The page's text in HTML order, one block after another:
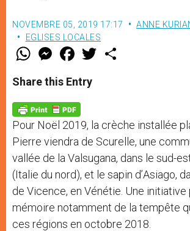
NOVEMBRE 05, 2019 17:17
ANNE
EGLISES LOCALES
W
t
s
p
p
M
e
s
e
g
e
r
F
a
e
b
o
k
w
Share this Entry
Pour Noël 2019, la crèche installée
Pierre viendra de Scurelle, une
vallée de la Valsugana, dans le sud-
(Italie du nord), et le sapin d’Asiago,
de Vicence, en Vénétie . Une
mémoire notamment de la tempête
ces régions en octobre 2018.